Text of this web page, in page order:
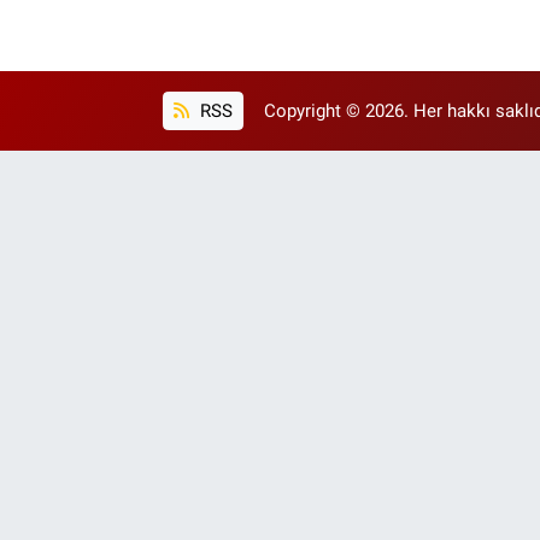
RSS Copyright © 2026. Her hakkı